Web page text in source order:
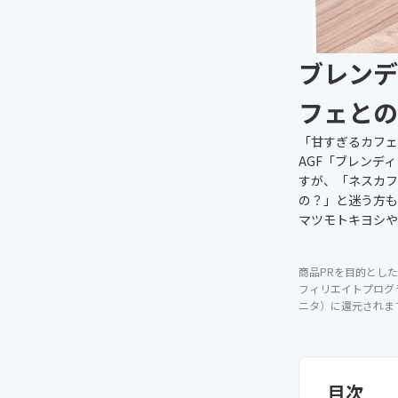
ブレン
フェと
「甘すぎるカフ
AGF「ブレンデ
すが、「ネスカ
の？」と迷う方
マツモトキヨシ
商品PRを目的とし
フィリエイトプロ
ニタ）に還元されま
目次